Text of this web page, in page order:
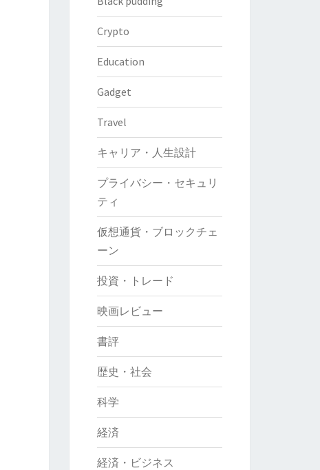
Crypto
Education
Gadget
Travel
キャリア・人生設計
プライバシー・セキュリ
ティ
仮想通貨・ブロックチェ
ーン
投資・トレード
映画レビュー
書評
歴史・社会
科学
経済
経済・ビジネス